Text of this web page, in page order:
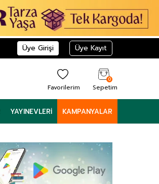
Üye Girişi Üye Kayıt
Favorilerim
0
Sepetim
YAYINEVLERI KAMPANYALAR